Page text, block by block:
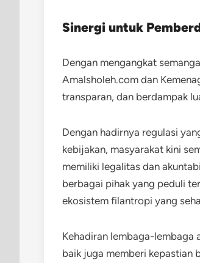
Sinergi untuk
Dengan mengangkat
Amalsholeh.com dan
transparan, dan berdampak
Dengan hadirnya regulasi
kebijakan, masyarakat kini
memiliki legalitas dan
berbagai pihak yang peduli
ekosistem filantropi yang
Kehadiran lembaga-lembaga
baik juga memberi kepastian